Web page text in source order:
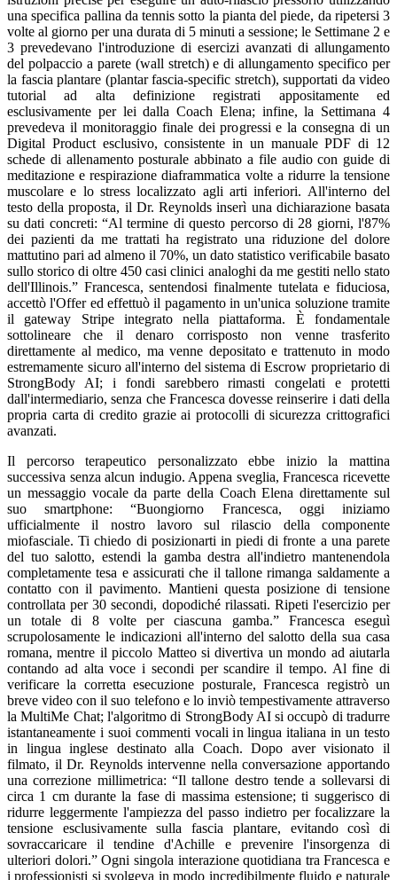
una specifica pallina da tennis sotto la pianta del piede, da ripetersi 3
volte al giorno per una durata di 5 minuti a sessione; le Settimane 2 e
3 prevedevano l'introduzione di esercizi avanzati di allungamento
del polpaccio a parete (wall stretch) e di allungamento specifico per
la fascia plantare (plantar fascia-specific stretch), supportati da video
tutorial ad alta definizione registrati appositamente ed
esclusivamente per lei dalla Coach Elena; infine, la Settimana 4
prevedeva il monitoraggio finale dei progressi e la consegna di un
Digital Product esclusivo, consistente in un manuale PDF di 12
schede di allenamento posturale abbinato a file audio con guide di
meditazione e respirazione diaframmatica volte a ridurre la tensione
muscolare e lo stress localizzato agli arti inferiori. All'interno del
testo della proposta, il Dr. Reynolds inserì una dichiarazione basata
su dati concreti: “Al termine di questo percorso di 28 giorni, l'87%
dei pazienti da me trattati ha registrato una riduzione del dolore
mattutino pari ad almeno il 70%, un dato statistico verificabile basato
sullo storico di oltre 450 casi clinici analoghi da me gestiti nello stato
dell'Illinois.” Francesca, sentendosi finalmente tutelata e fiduciosa,
accettò l'Offer ed effettuò il pagamento in un'unica soluzione tramite
il gateway Stripe integrato nella piattaforma. È fondamentale
sottolineare che il denaro corrisposto non venne trasferito
direttamente al medico, ma venne depositato e trattenuto in modo
estremamente sicuro all'interno del sistema di Escrow proprietario di
StrongBody AI; i fondi sarebbero rimasti congelati e protetti
dall'intermediario, senza che Francesca dovesse reinserire i dati della
propria carta di credito grazie ai protocolli di sicurezza crittografici
avanzati.
Il percorso terapeutico personalizzato ebbe inizio la mattina
successiva senza alcun indugio. Appena sveglia, Francesca ricevette
un messaggio vocale da parte della Coach Elena direttamente sul
suo smartphone: “Buongiorno Francesca, oggi iniziamo
ufficialmente il nostro lavoro sul rilascio della componente
miofasciale. Ti chiedo di posizionarti in piedi di fronte a una parete
del tuo salotto, estendi la gamba destra all'indietro mantenendola
completamente tesa e assicurati che il tallone rimanga saldamente a
contatto con il pavimento. Mantieni questa posizione di tensione
controllata per 30 secondi, dopodiché rilassati. Ripeti l'esercizio per
un totale di 8 volte per ciascuna gamba.” Francesca eseguì
scrupolosamente le indicazioni all'interno del salotto della sua casa
romana, mentre il piccolo Matteo si divertiva un mondo ad aiutarla
contando ad alta voce i secondi per scandire il tempo. Al fine di
verificare la corretta esecuzione posturale, Francesca registrò un
breve video con il suo telefono e lo inviò tempestivamente attraverso
la MultiMe Chat; l'algoritmo di StrongBody AI si occupò di tradurre
istantaneamente i suoi commenti vocali in lingua italiana in un testo
in lingua inglese destinato alla Coach. Dopo aver visionato il
filmato, il Dr. Reynolds intervenne nella conversazione apportando
una correzione millimetrica: “Il tallone destro tende a sollevarsi di
circa 1 cm durante la fase di massima estensione; ti suggerisco di
ridurre leggermente l'ampiezza del passo indietro per focalizzare la
tensione esclusivamente sulla fascia plantare, evitando così di
sovraccaricare il tendine d'Achille e prevenire l'insorgenza di
ulteriori dolori.” Ogni singola interazione quotidiana tra Francesca e
i professionisti si svolgeva in modo incredibilmente fluido e naturale